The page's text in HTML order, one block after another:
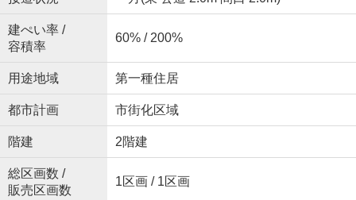
建ぺい率 /
容積率
60% / 200%
用途地域 第一種住居
都市計画 市街化区域
階建 2階建
総区画数 /
販売区画数
1区画 / 1区画